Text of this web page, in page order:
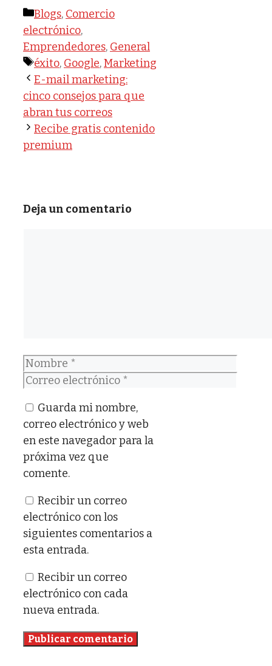
Categorías
Blogs, Comercio
electrónico,
Emprendedores, General
Etiquetas
éxito, Google,Marketing
E-mail marketing:
cinco consejos para que
abran tus correos
Recibe gratis contenido
premium
Deja un comentario
Nombre
Correo
Guarda mi nombre,
correo electrónico y web
en este navegador para la
próxima vez que
comente.
Recibir un correo
electrónico con los
siguientes comentarios a
esta entrada.
Recibir un correo
electrónico con cada
nueva entrada.